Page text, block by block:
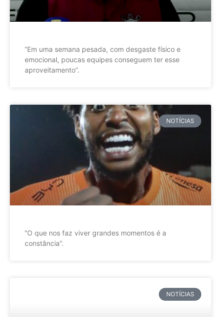
”Em uma semana pesada, com desgaste físico e
emocional, poucas equipes conseguem ter esse
aproveitamento”.
NOTÍCIAS
”O que nos faz viver grandes momentos é a
constância”.
NOTÍCIAS